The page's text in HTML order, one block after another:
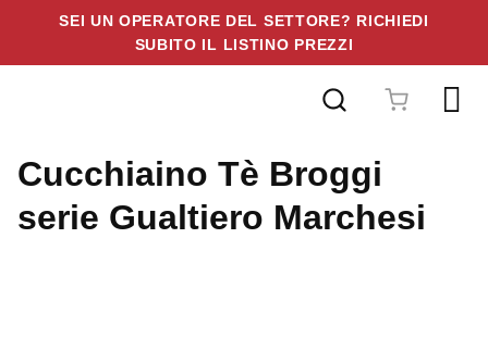
SEI UN OPERATORE DEL SETTORE? RICHIEDI
SUBITO IL LISTINO PREZZI
Cucchiaino Tè Broggi
serie Gualtiero Marchesi